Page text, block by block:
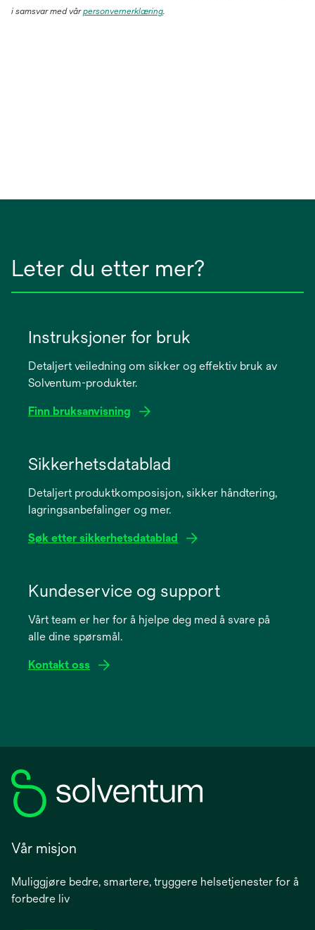
i samsvar med vårpersonvernerklæring.
Leter du etter mer?
Instruksjoner for bruk
Detaljert veiledning om sikker og effektiv bruk av
Solventum-produkter.
Finn bruksanvisning
new
Sikkerhetsdatablad
Detaljert produktkomposisjon, sikker håndtering,
lagringsanbefalinger og mer.
Søk etter sikkerhetsdatablad
new
Kundeservice og support
Vårt team er her for å hjelpe deg med å svare på
alle dine spørsmål.
Kontakt oss
Vår misjon
Muliggjøre bedre, smartere, tryggere helsetjenester for å
forbedre liv